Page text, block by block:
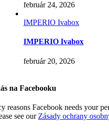
február 24, 2026
IMPERIO Ivabox
IMPERIO Ivabox
február 20, 2026
na Facebooku
reasons Facebook needs your
see our Zásady ochrany